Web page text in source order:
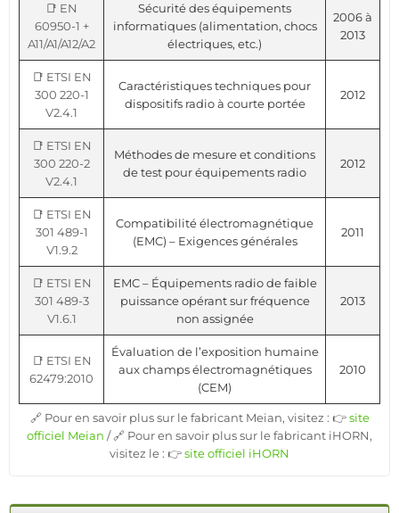
📑 EN
60950-1 +
A11/A1/A12/A2
Sécurité des équipements
informatiques (alimentation, chocs
électriques, etc.)
2006 à
2013
📑 ETSI EN
300 220-1
V2.4.1
Caractéristiques techniques pour
dispositifs radio à courte portée
2012
📑 ETSI EN
300 220-2
V2.4.1
Méthodes de mesure et conditions
de test pour équipements radio
2012
📑 ETSI EN
301 489-1
V1.9.2
Compatibilité électromagnétique
(EMC) – Exigences générales
2011
📑 ETSI EN
301 489-3
V1.6.1
EMC – Équipements radio de faible
puissance opérant sur fréquence
non assignée
2013
📑 ETSI EN
62479:2010
Évaluation de l’exposition humaine
aux champs électromagnétiques
(CEM)
2010
🔗 Pour en savoir plus sur le fabricant Meian, visitez : 👉site
officiel Meian / 🔗 Pour en savoir plus sur le fabricant iHORN,
visitez le : 👉site officiel iHORN